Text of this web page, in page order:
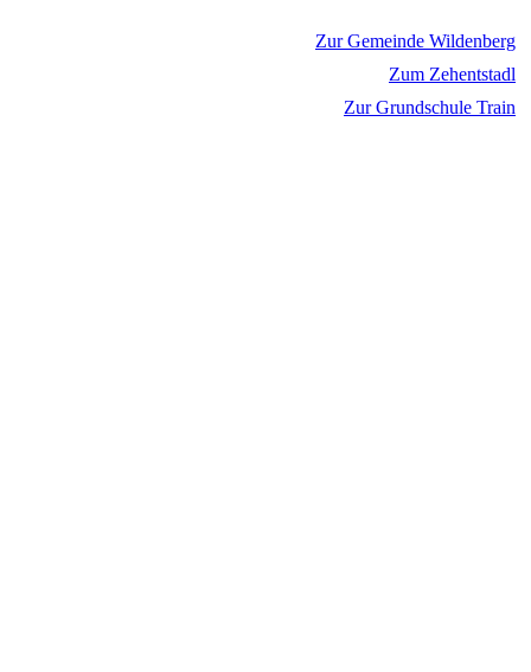
Zur Gemeinde Wildenberg
Zum Zehentstadl
Zur Grundschule Train